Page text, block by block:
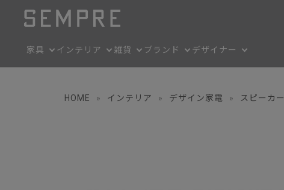
家具 インテリア 雑貨 ブランド デザイナー
HOME » インテリア » デザイン家電 » スピーカー